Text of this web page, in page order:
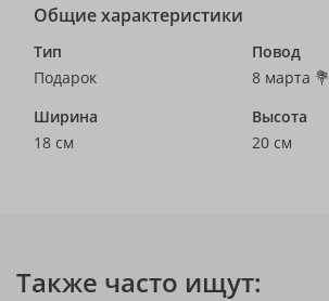
Общие характеристики
Тип
Подарок
Повод
8 марта 💐
Ширина
18 см
Высота
20 см
Также часто ищут: